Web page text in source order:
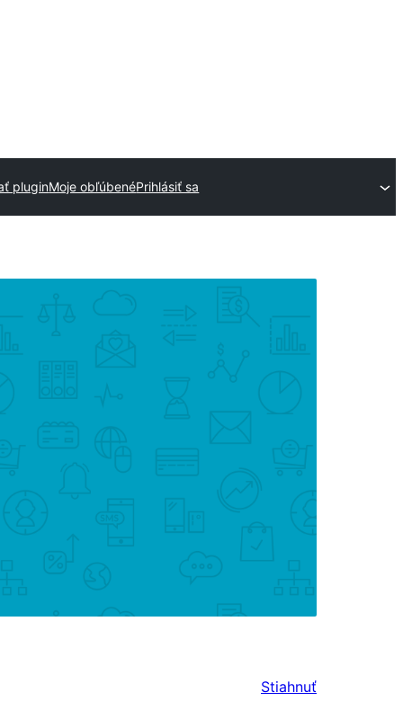
pluginMoje obľúbenéPrihlásiť sa
Stiahnuť